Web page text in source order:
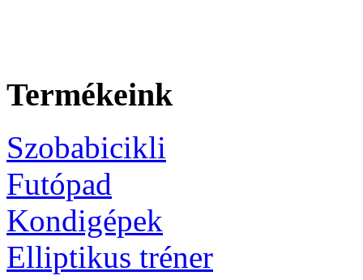
Termékeink
Szobabicikli
Futópad
Kondigépek
Elliptikus tréner